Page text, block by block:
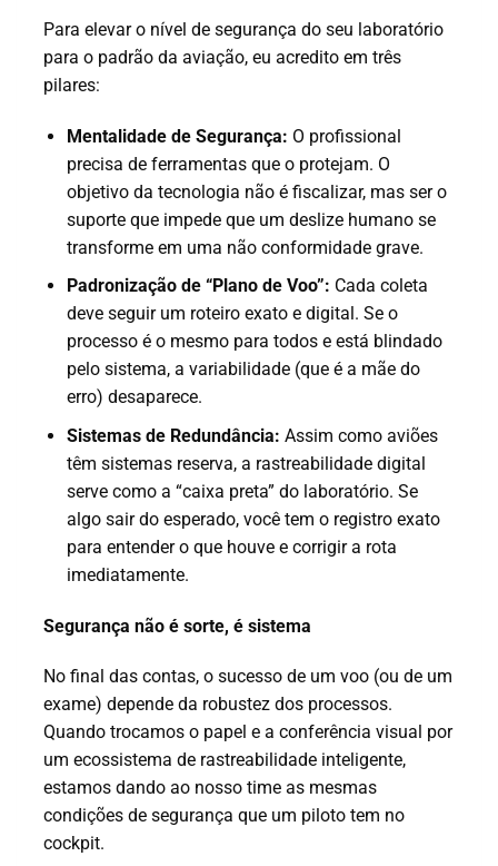
Para elevar o nível de segurança do seu laboratório
para o padrão da aviação, eu acredito em três
pilares:
Mentalidade de Segurança: O profissional
precisa de ferramentas que o protejam. O
objetivo da tecnologia não é fiscalizar, mas ser o
suporte que impede que um deslize humano se
transforme em uma não conformidade grave.
Padronização de “Plano de Voo”: Cada coleta
deve seguir um roteiro exato e digital. Se o
processo é o mesmo para todos e está blindado
pelo sistema, a variabilidade (que é a mãe do
erro) desaparece.
Sistemas de Redundância: Assim como aviões
têm sistemas reserva, a rastreabilidade digital
serve como a “caixa preta” do laboratório. Se
algo sair do esperado, você tem o registro exato
para entender o que houve e corrigir a rota
imediatamente.
Segurança não é sorte, é sistema
No final das contas, o sucesso de um voo (ou de um
exame) depende da robustez dos processos.
Quando trocamos o papel e a conferência visual por
um ecossistema de rastreabilidade inteligente,
estamos dando ao nosso time as mesmas
condições de segurança que um piloto tem no
cockpit.